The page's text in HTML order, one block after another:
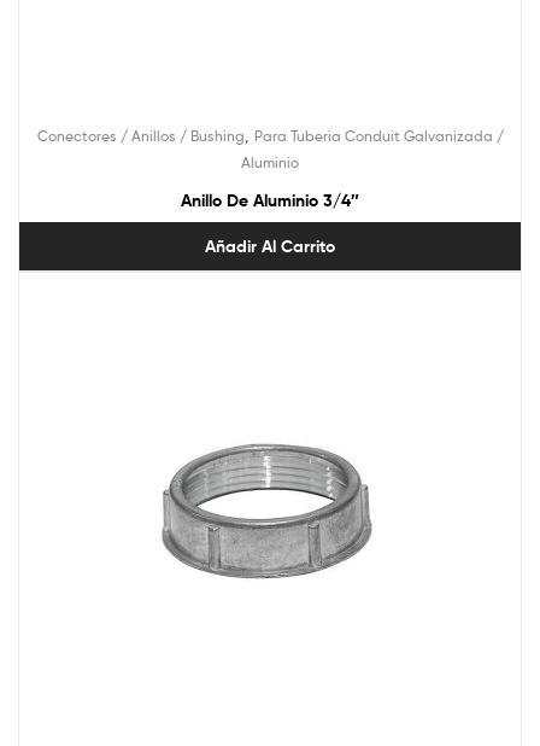
Conectores / Anillos / Bushing
Para Tuberia Conduit Galvanizada /
Aluminio
Anillo De Aluminio 3/4″
Añadir Al Carrito